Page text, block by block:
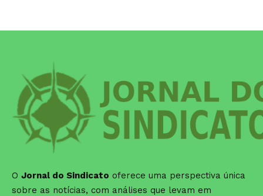
O Jornal do Sindicato oferece uma perspectiva única
sobre as notícias, com análises que levam em